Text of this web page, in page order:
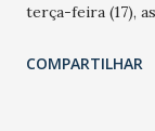
terça-feira (17),
adotadas pelo
COMPARTILHAR